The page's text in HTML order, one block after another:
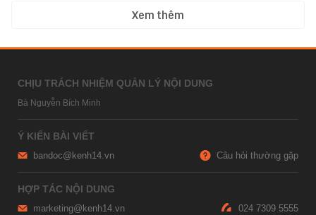
Xem thêm
CHỊU TRÁCH NHIỆM QUẢN LÝ NỘI DUNG
Bà Nguyễn Bích Minh
Ý KIẾN BÀI VIẾT
bandoc@kenh14.vn Câu hỏi thường gặp
HỢP TÁC NỘI DUNG
marketing@kenh14.vn 024 7309 5555